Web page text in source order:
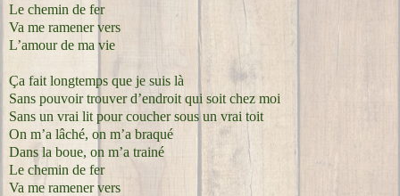
Le chemin de fer
Va me ramener vers
L’amour de ma vie
Ça fait longtemps que je suis là
Sans pouvoir trouver d’endroit qui soit chez moi
Sans un vrai lit pour coucher sous un vrai toit
On m’a lâché, on m’a braqué
Dans la boue, on m’a trainé
Le chemin de fer
Va me ramener vers